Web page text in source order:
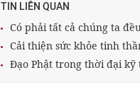
TIN LIÊN QUAN
Có phải tất cả chúng ta
Cải thiện sức khỏe tinh
Đạo Phật trong thời đại kỹ